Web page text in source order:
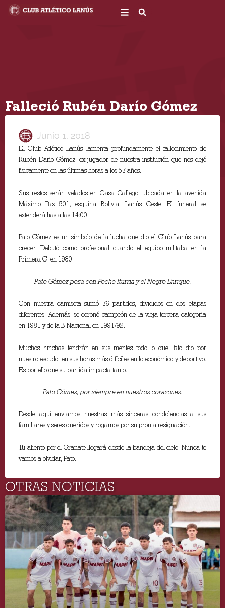
Falleció Rubén Darío Gómez
Junio 1, 2018
El Club Atlético Lanús lamenta profundamente el fallecimiento de
Rubén Darío Gómez, ex jugador de nuestra institución que nos dejó
físicamente en las últimas horas a los 57 años.
Sus restos serán velados en Casa Gallego, ubicada en la avenida
Máximo Paz 501, esquina Bolivia, Lanús Oeste. El funeral se
extenderá hasta las 14:00.
Pato Gómez es un símbolo de la lucha que dio el Club Lanús para
crecer. Debutó como profesional cuando el equipo militaba en la
Primera C, en 1980.
Pato Gómez posa con Pocho Iturria y el Negro Enrique.
Con nuestra camiseta sumó 76 partidos, divididos en dos etapas
diferentes. Además, se coronó campeón de la vieja tercera categoría
en 1981 y de la B Nacional en 1991/92.
Muchos hinchas tendrán en sus mentes todo lo que Pato dio por
nuestro escudo, en sus horas más difíciles en lo económico y deportivo.
Es por ello que su partida impacta tanto.
Pato Gómez, por siempre en nuestros corazones.
Desde aquí enviamos nuestras más sinceras condolencias a sus
familiares y seres queridos y rogamos por su pronta resignación.
Tu aliento por el Granate llegará desde la bandeja del cielo. Nunca te
vamos a olvidar, Pato.
OTRAS NOTICIAS